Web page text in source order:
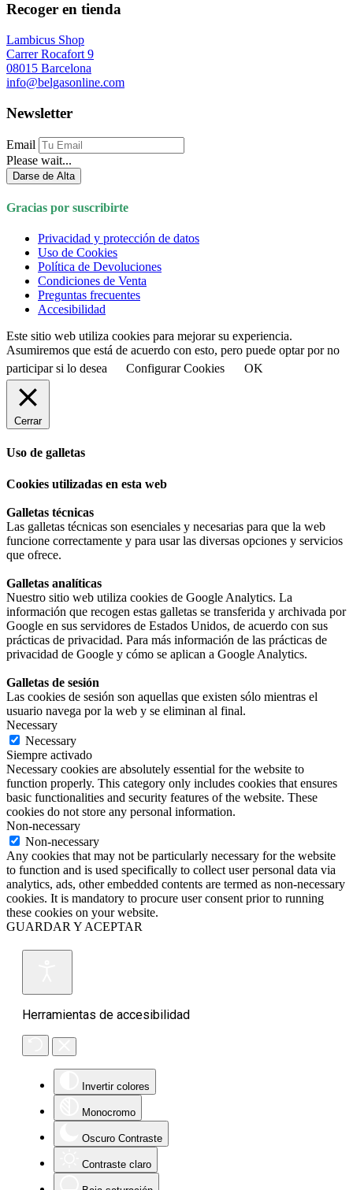
Recoger en tienda
Lambicus Shop
Carrer Rocafort 9
08015 Barcelona
info@belgasonline.com
Newsletter
Email
Please wait...
Darse de Alta
Gracias por suscribirte
Privacidad y protección de datos
Uso de Cookies
Política de Devoluciones
Condiciones de Venta
Preguntas frecuentes
Accesibilidad
Este sitio web utiliza cookies para mejorar su experiencia.
Asumiremos que está de acuerdo con esto, pero puede optar por no
participar si lo desea
Configurar Cookies OK
Cerrar
Uso de galletas
Cookies utilizadas en esta web
Galletas técnicas
Las galletas técnicas son esenciales y necesarias para que la web
funcione correctamente y para usar las diversas opciones y servicios
que ofrece.
Galletas analíticas
Nuestro sitio web utiliza cookies de Google Analytics. La
información que recogen estas galletas se transferida y archivada por
Google en sus servidores de Estados Unidos, de acuerdo con sus
prácticas de privacidad. Para más información de las prácticas de
privacidad de Google y cómo se aplican a Google Analytics.
Galletas de sesión
Las cookies de sesión son aquellas que existen sólo mientras el
usuario navega por la web y se eliminan al final.
Necessary
Necessary
Siempre activado
Necessary cookies are absolutely essential for the website to
function properly. This category only includes cookies that ensures
basic functionalities and security features of the website. These
cookies do not store any personal information.
Non-necessary
Non-necessary
Any cookies that may not be particularly necessary for the website
to function and is used specifically to collect user personal data via
analytics, ads, other embedded contents are termed as non-necessary
cookies. It is mandatory to procure user consent prior to running
these cookies on your website.
GUARDAR Y ACEPTAR
Herramientas de accesibilidad
Invertir colores
Monocromo
Oscuro Contraste
Contraste claro